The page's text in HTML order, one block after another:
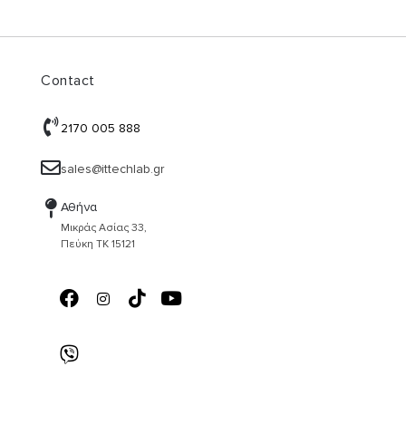
Contact
2170 005 888
sales@ittechlab.gr
Αθήνα
Μικράς Ασίας 33,
Πεύκη ΤΚ 15121